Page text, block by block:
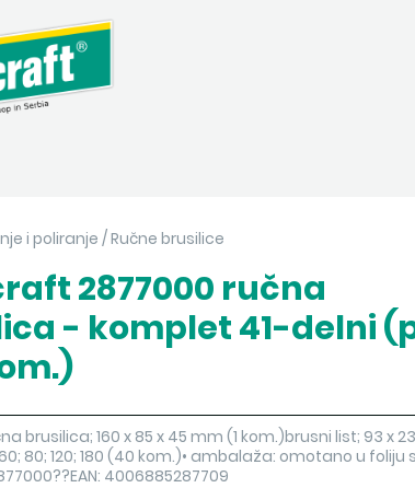
i poliranje/Ručne brusilice
2877000 ručna
- komplet 41-delni
brusilica; 160 x 85 x 45 mm (1 kom.)brusni list; 93 x
80; 120; 180 (40 kom.)• ambalaža: omotano u
4006885287709